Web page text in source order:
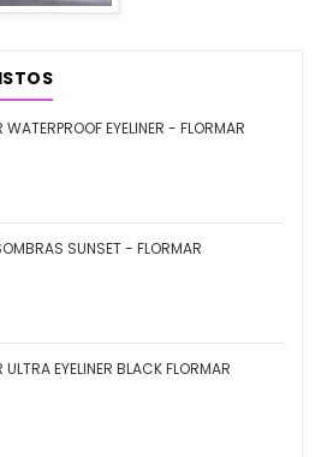
WATERPROOF EYELINER - FLORMAR
SUNSET - FLORMAR
ULTRA EYELINER BLACK FLORMAR